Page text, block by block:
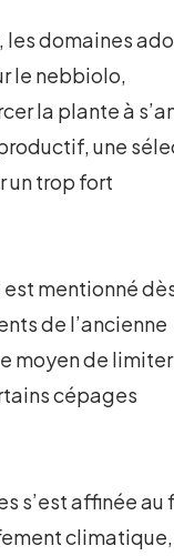
les domaines
le nebbiolo,
la plante à
une
un trop fort
mentionné
de l’ancienne
moyen de limiter
cépages
s’est affinée au